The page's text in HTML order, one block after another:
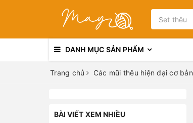
DANH MỤC SẢN PHẨM
Trang chủ Các mũi thêu hiện đại cơ bản
BÀI VIẾT XEM NHIỀU